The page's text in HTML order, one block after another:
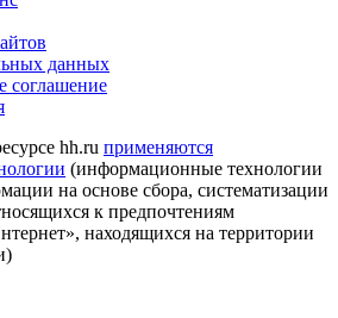
данных
соглашение
hh.ru применяются
(информационные технологии
на основе сбора, систематизации
к предпочтениям
находящихся на территории